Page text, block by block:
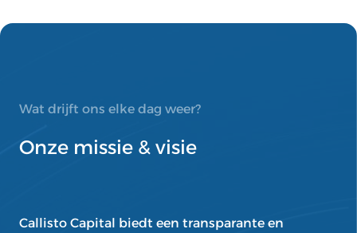
Wat drijft ons elke dag weer?
Onze missie & visie
Callisto Capital biedt een transparante en